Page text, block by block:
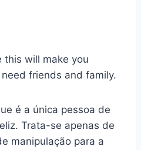
this will make you
friends and family.
é a única pessoa de
Trata-se apenas de
manipulação para a